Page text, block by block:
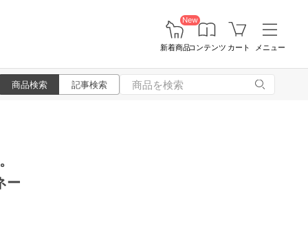
New
新着商品コンテンツ カート メニュー
商品検索 記事検索
ー